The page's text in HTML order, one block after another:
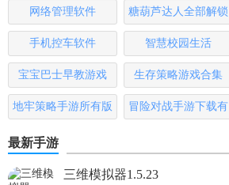
网络管理软件
糖葫芦达人全部解锁
版
手机控车软件 智慧校园生活
宝宝巴士早教游戏 生存策略游戏合集
地牢策略手游所有版
冒险对战手游下载有
最新手游
三维模拟器1.5.23